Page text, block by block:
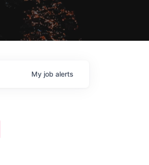
My job alerts